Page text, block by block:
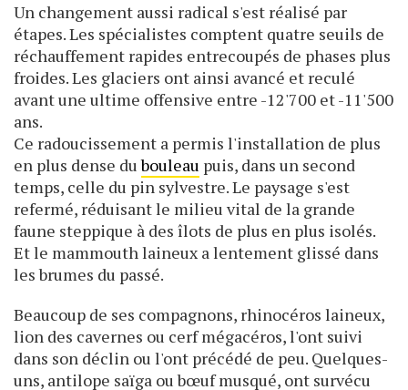
Un changement aussi radical s'est réalisé par
étapes. Les spécialistes comptent quatre seuils de
réchauffement rapides entrecoupés de phases plus
froides. Les glaciers ont ainsi avancé et reculé
avant une ultime offensive entre -12'700 et -11'500
ans.
Ce radoucissement a permis l'installation de plus
en plus dense dubouleau puis, dans un second
temps, celle du pin sylvestre. Le paysage s'est
refermé, réduisant le milieu vital de la grande
faune steppique à des îlots de plus en plus isolés.
Et le mammouth laineux a lentement glissé dans
les brumes du passé.
Beaucoup de ses compagnons, rhinocéros laineux,
lion des cavernes ou cerf mégacéros, l'ont suivi
dans son déclin ou l'ont précédé de peu. Quelques-
uns, antilope saïga ou bœuf musqué, ont survécu